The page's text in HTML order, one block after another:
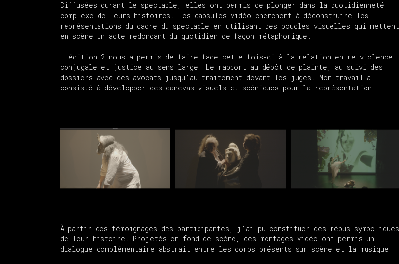
Diffusées durant le spectacle, elles ont permis de plonger dans la quotidienneté
complexe de leurs histoires. Les capsules vidéo cherchent à déconstruire les
représentations du cadre du spectacle en utilisant des boucles visuelles qui mettent
en scène un acte redondant du quotidien de façon métaphorique.
L’édition 2 nous a permis de faire face cette fois-ci à la relation entre violence
conjugale et justice au sens large. Le rapport au dépôt de plainte, au suivi des
dossiers avec des avocats jusqu’au traitement devant les juges. Mon travail a
consisté à développer des canevas visuels et scéniques pour la représentation.
À partir des témoignages des participantes, j’ai pu constituer des rébus symboliques
de leur histoire. Projetés en fond de scène, ces montages vidéo ont permis un
dialogue complémentaire abstrait entre les corps présents sur scène et la musique.